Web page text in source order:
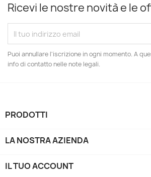
Ricevi le nostre novità e le
Puoi annullare l'iscrizione in ogni momento. A
info di contatto nelle note legali.
PRODOTTI
LA NOSTRA AZIENDA
IL TUO ACCOUNT